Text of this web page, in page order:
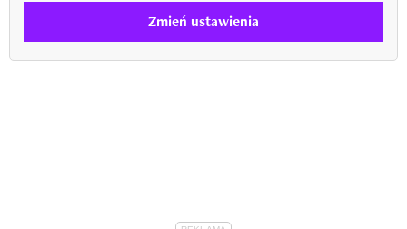
Zmień ustawienia